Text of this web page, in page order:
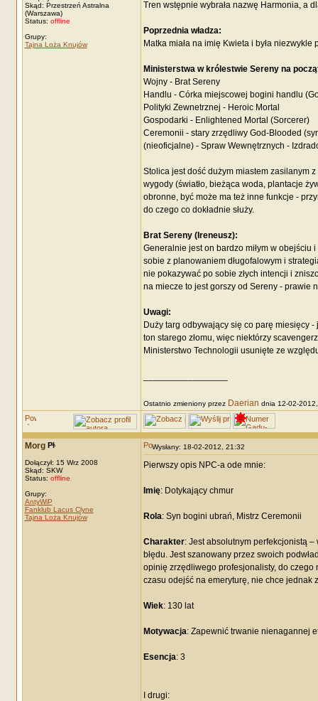
Skąd: Przestrzeń Astralna
(Warszawa)
Status: offline
Grupy:
Tajna Loża Knujów
Tren wstępnie wybrała nazwę Harmonia, a
Poprzednia władza:
Matka miała na imię Kwieta i była
Ministerstwa w królestwie Sereny na
Wojny - Brat Sereny
Handlu - Córka miejscowej bogini handlu
Polityki Zewnetrznej - Heroic Mortal
Gospodarki - Enlightened Mortal (Sorcerer)
Ceremonii - stary zrzędliwy God-Blooded
(nieoficjalne) - Spraw Wewnętrznych -
Stolica jest dość dużym miastem zasilanym
wygody (światło, bieżąca woda, plantacje
obronne, być może ma też inne funkcje -
do czego co dokładnie służy.
Brat Sereny (Ireneusz):
Generalnie jest on bardzo miłym w obejściu
sobie z planowaniem długofalowym i
nie pokazywać po sobie złych intencji i
na miecze to jest gorszy od Sereny - prawie
Uwagi:
Duży targ odbywający się co parę miesięcy
ton starego złomu, więc niektórzy
Ministerstwo Technologii usunięte ze
Ostatnio zmieniony przez Daerian dnia 12-02-
Morg
Dołączył: 15 Wrz 2008
Skąd: SKW
Status: offline
Grupy:
AntyWiP
Fanklub Lacus Clyne
Tajna Loża Knujów
Wysłany: 18-02-2012, 21:32
Pierwszy opis NPC-a ode mnie:
Imię: Dotykający chmur
Rola: Syn bogini ubrań, Mistrz Ceremonii
Charakter: Jest absolutnym perfekcjonistą
błędu. Jest szanowany przez swoich
opinię zrzędliwego profesjonalisty, do
czasu odejść na emeryturę, nie chce jednak
Wiek: 130 lat
Motywacja: Zapewnić trwanie nienagannej
Esencja: 3
I drugi: